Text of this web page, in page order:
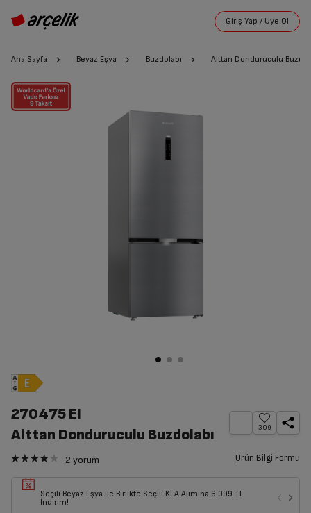
Ana Sayfa Beyaz Eşya Buzdolabı Alttan Donduruculu
270475 EI
Alttan Donduruculu Buzdolabı
309
2 yorum Ürün Bilgi Formu
Seçili Beyaz Eşya ile Birlikte Seçili KEA Alımına 6.099 TL
İndirim!